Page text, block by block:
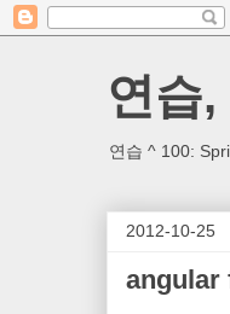
연습
연습 ^ 100:
2012-10-25
angular